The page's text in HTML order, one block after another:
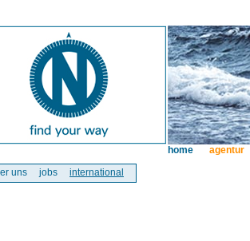
uns jobs international
home agentur